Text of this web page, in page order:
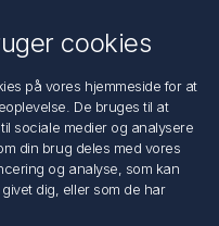
cookies
på vores hjemmeside for at
De bruges til at
sociale medier og analysere
din brug deles med vores
og analyse, som kan
dig, eller som de har